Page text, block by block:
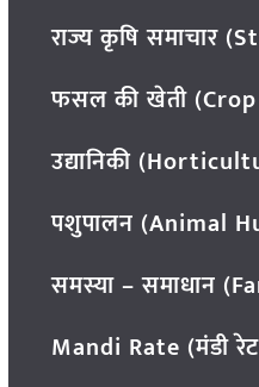
राज्य कृषि समाचार
फसल की खेती
उद्यानिकी
पशुपालन (Animal
समस्या – समाधान
Mandi Rate (मंडी